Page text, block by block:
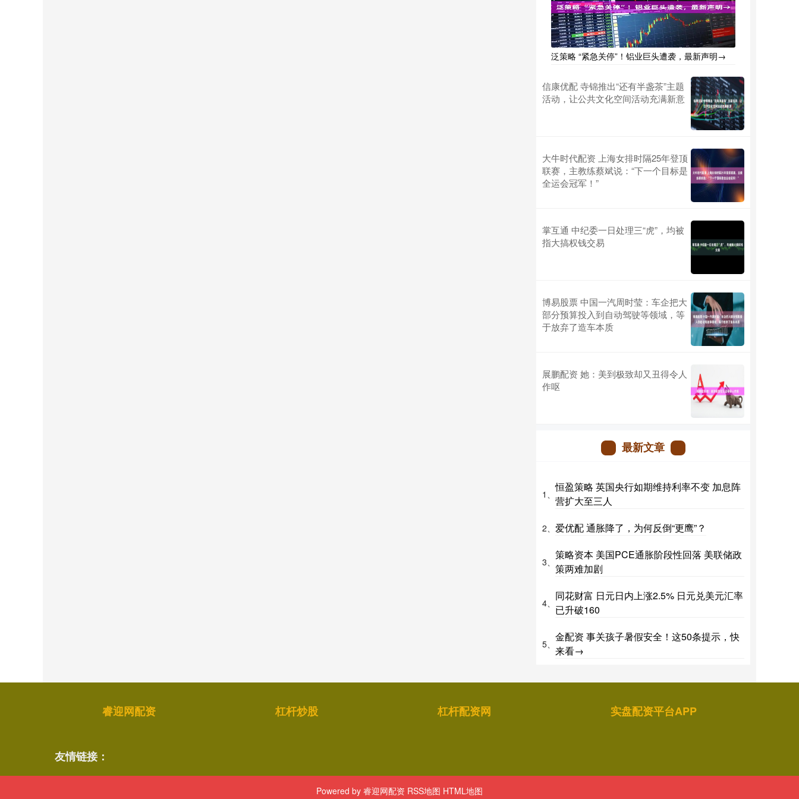
泛策略 “紧急关停”！铝业巨头遭袭，最新声明→
信康优配 寺锦推出“还有半盏茶”主题
活动，让公共文化空间活动充满新意
大牛时代配资 上海女排时隔25年登顶
联赛，主教练蔡斌说：“下一个目标是
全运会冠军！”
掌互通 中纪委一日处理三“虎”，均被
指大搞权钱交易
博易股票 中国一汽周时莹：车企把大
部分预算投入到自动驾驶等领域，等
于放弃了造车本质
展鹏配资 她：美到极致却又丑得令人
作呕
最新文章
1、
恒盈策略 英国央行如期维持利率不变 加息阵
营扩大至三人
2、 爱优配 通胀降了，为何反倒“更鹰”？
3、
策略资本 美国PCE通胀阶段性回落 美联储政
策两难加剧
4、
同花财富 日元日内上涨2.5% 日元兑美元汇率
已升破160
5、
金配资 事关孩子暑假安全！这50条提示，快
来看→
睿迎网配资 杠杆炒股 杠杆配资网 实盘配资平台APP
友情链接：
Powered by 睿迎网配资 RSS地图 HTML地图